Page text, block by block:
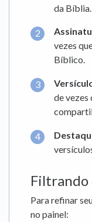
da Bíblia.
vezes
Bíblico.
de
Filtrando
Para refinar
no painel: